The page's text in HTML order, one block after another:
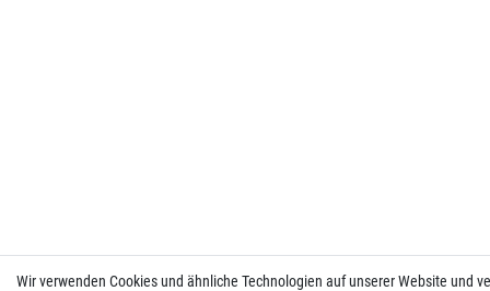
Wir verwenden Cookies und ähnliche Technologien auf unserer Website und